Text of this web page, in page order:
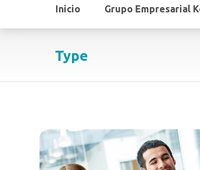
Inicio Grupo Empresarial
Type